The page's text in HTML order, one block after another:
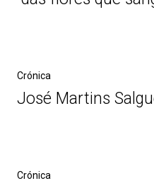
Crónica
José Martins
Crónica